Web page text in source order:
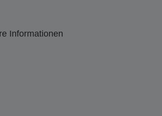
Informationen